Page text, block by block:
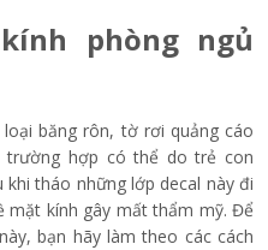
phòng ngủ
băng rôn, tờ rơi quảng cáo
trường hợp có thể do trẻ con
khi tháo những lớp decal này đi
mặt kính gây mất thẩm mỹ. Để
bạn hãy làm theo các cách